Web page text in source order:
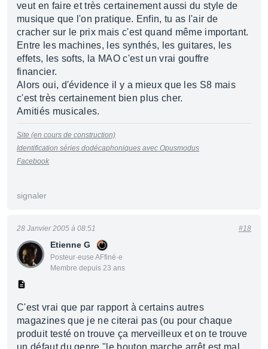
veut en faire et très certainement aussi du style de
musique que l'on pratique. Enfin, tu as l'air de
cracher sur le prix mais c'est quand même important.
Entre les machines, les synthés, les guitares, les
effets, les softs, la MAO c'est un vrai gouffre
financier.
Alors oui, d'évidence il y a mieux que les S8 mais
c'est très certainement bien plus cher.
Amitiés musicales.
Site (en cours de construction)
Identification séries dodécaphoniques avec Opusmodus
Facebook
signaler
Etienne G
Posteur·euse AFfiné·e
Membre depuis 23 ans
28 Janvier 2005 à 08:51 #18
C'est vrai que par rapport à certains autres
magazines que je ne citerai pas (ou pour chaque
produit testé on trouve ça merveilleux et on te trouve
un défaut du genre "le bouton marche arrêt est mal